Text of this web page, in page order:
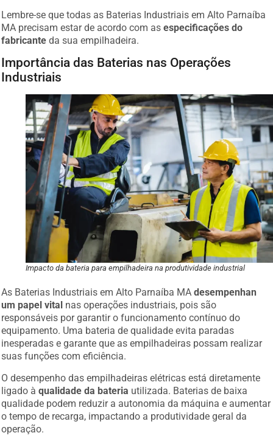
Lembre-se que todas as Baterias Industriais em Alto Parnaíba
MA precisam estar de acordo com as especificações do
fabricante da sua empilhadeira.
Importância das Baterias nas Operações
Industriais
Impacto da bateria para empilhadeira na produtividade industrial
As Baterias Industriais em Alto Parnaíba MAdesempenhan
um papel vital nas operações industriais, pois são
responsáveis por garantir o funcionamento contínuo do
equipamento. Uma bateria de qualidade evita paradas
inesperadas e garante que as empilhadeiras possam realizar
suas funções com eficiência.
O desempenho das empilhadeiras elétricas está diretamente
ligado àqualidade da bateria utilizada. Baterias de baixa
qualidade podem reduzir a autonomia da máquina e aumentar
o tempo de recarga, impactando a produtividade geral da
operação.